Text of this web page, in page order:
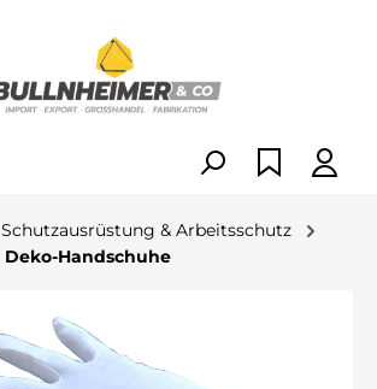
Schutzausrüstung & Arbeitsschutz
Deko-Handschuhe